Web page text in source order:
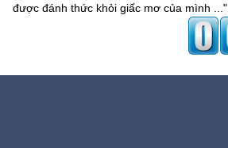
được đánh thức khỏi giấc mơ của mình ..."